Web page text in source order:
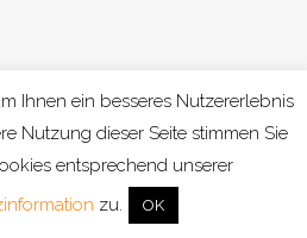
| Impressum
Ihnen ein besseres Nutzererlebnis
Nutzung dieser Seite stimmen Sie
entsprechend unserer
zu. OK